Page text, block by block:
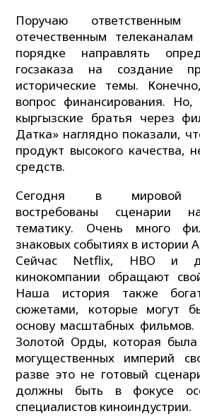
Поручаю
отечественным
порядке направлять
госзаказа на создание
исторические темы.
вопрос финансирования.
кыргызские братья через
Датка» наглядно показали,
продукт высокого качества,
средств.
Сегодня в мировой
востребованы сценарии
тематику. Очень много
знаковых событиях в истории
Сейчас Netflix, HBO и
кинокомпании обращают
Наша история также
сюжетами, которые могут
основу масштабных фильмов.
Золотой Орды, которая
могущественных империй
разве это не готовый
должны быть в фокусе
специалистов киноиндустрии.